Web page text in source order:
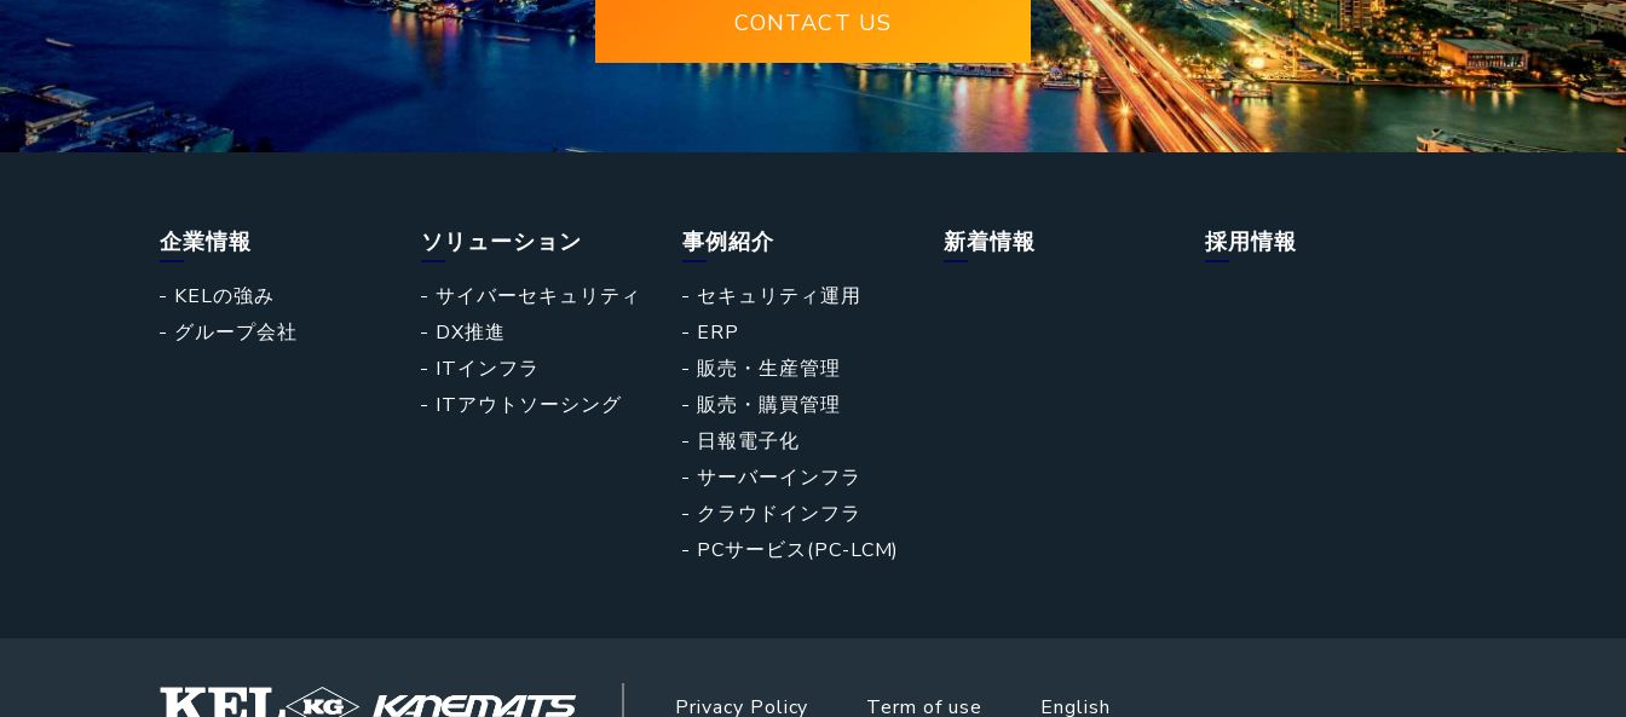
CONTACT US
企業情報
KELの強み
グループ会社
ソリューション
サイバーセキュリティ
DX推進
ITインフラ
ITアウトソーシング
事例紹介
セキュリティ運用
ERP
販売・生産管理
販売・購買管理
日報電子化
サーバーインフラ
クラウドインフラ
PCサービス(PC-LCM)
新着情報 採用情報
Privacy Policy Term of use English